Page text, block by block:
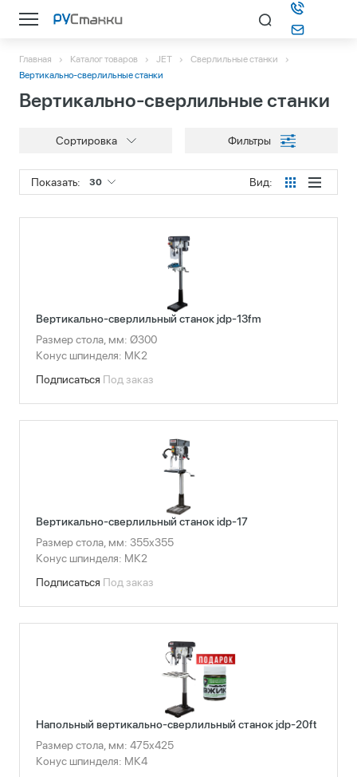
Каталог
Подбор станка
Главная Каталог товаров JET
Сверлильные станки
Вертикально-сверлильные станки
Вертикально-сверлильные станки
Сортировка Фильтры
Показать: 30 Вид:
Вертикально-сверлильный станок jdp-13fm
Размер стола, мм: Ø300
Конус шпинделя: МК2
Подписаться Под заказ
Вертикально-сверлильный станок idp-17
Размер стола, мм: 355x355
Конус шпинделя: МК2
Подписаться Под заказ
Напольный вертикально-сверлильный станок jdp-20ft
Размер стола, мм: 475x425
Конус шпинделя: МК4